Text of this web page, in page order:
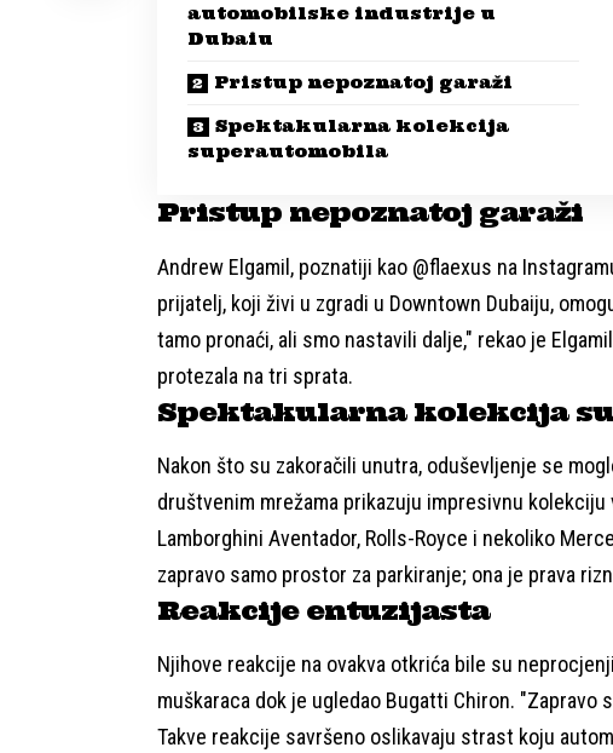
automobilske industrije u
Dubaiu
Pristup nepoznatoj garaži
Spektakularna kolekcija
superautomobila
Pristup nepoznatoj garaži
Andrew Elgamil, poznatiji kao @flaexus na
prijatelj, koji živi u zgradi u Downtown Dubaiju,
tamo pronaći, ali smo nastavili dalje," rekao je
protezala na tri sprata.
Spektakularna kolekcija
Nakon što su zakoračili unutra, oduševljenje se
društvenim mrežama prikazuju impresivnu
Lamborghini Aventador, Rolls-Royce i nekoliko
zapravo samo prostor za parkiranje; ona je prava
Reakcije entuzijasta
Njihove reakcije na ovakva otkrića bile su
muškaraca dok je ugledao Bugatti Chiron.
Takve reakcije savršeno oslikavaju strast koju